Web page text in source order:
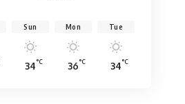
Sun
34°C
Mon
36°C
Tue
34°C